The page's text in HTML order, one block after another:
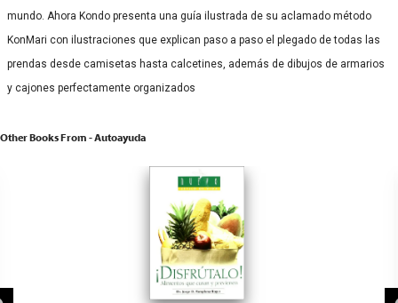
mundo. Ahora Kondo presenta una guía ilustrada de su aclamado método
KonMari con ilustraciones que explican paso a paso el plegado de todas las
prendas desde camisetas hasta calcetines, además de dibujos de armarios
y cajones perfectamente organizados
Other Books From - Autoayuda